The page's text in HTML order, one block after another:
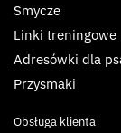
Smycze
Linki treningowe
Adresówki dla
Przysmaki
Obsługa klienta